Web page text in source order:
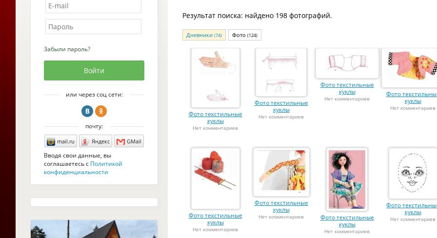
Результат поиска: найдено 198 фотографий.
Дневники (74) Фото (124)
Фото текстильные
куклы
Нет комментариев
Фото текстильные
куклы
Нет комментариев
Фото текстильные
куклы
Нет комментариев
Фото
куклы
Нет комментариев
Фото текстильные
куклы
Нет комментариев
Фото текстильные
куклы
Нет комментариев
Фото текстильные
куклы
Нет комментариев
Фото
куклы
Нет комментариев
Забыли пароль?
или через соц сети:
почту:
mail.ru Яндекс GMail
Вводя свои данные, вы
соглашаетесь с Политикой
конфиденциальности